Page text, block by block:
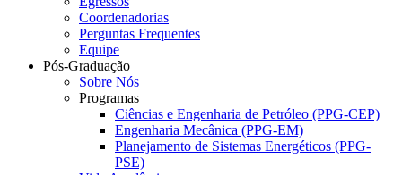
Coordenadorias
Perguntas Frequentes
Equipe
Pós-Graduação
Sobre Nós
Programas
Ciências e Engenharia de Petróleo (PPG-CEP)
Engenharia Mecânica (PPG-EM)
Planejamento de Sistemas Energéticos (PPG-
PSE)